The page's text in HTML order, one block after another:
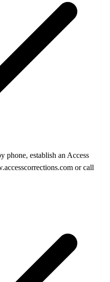
phone, establish an Access
or call